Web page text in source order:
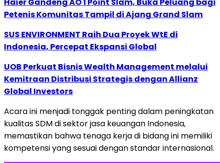
Petenis Komunitas Tampil di Ajang Grand Slam
SUS ENVIRONMENT Raih Dua Proyek WtE di
Indonesia, Percepat Ekspansi Global
UOB Perkuat Bisnis Wealth Management melalui
Kemitraan Distribusi Strategis dengan Allianz
Global Investors
Acara ini menjadi tonggak penting dalam peningkatan
kualitas SDM di sektor jasa keuangan Indonesia,
memastikan bahwa tenaga kerja di bidang ini memiliki
kompetensi yang sesuai dengan standar internasional.